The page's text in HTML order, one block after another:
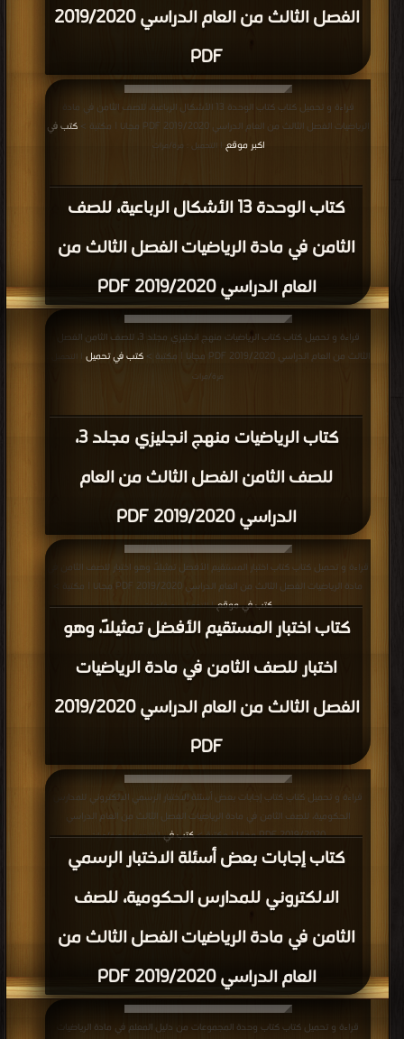
الفصل الثالث من العام الدراسي 2019/2020
PDF
كتاب الوحدة 13 الأشكال الرباعية، للصف
الثامن في مادة الرياضيات الفصل الثالث من
العام الدراسي 2019/2020 PDF
قراءة و تحميل كتاب كتاب الوحدة 13 الأشكال الرباعية، للصف الثامن في مادة
الرياضيات الفصل الثالث من العام الدراسي 2019/2020 PDF مجانا | مكتبة >
كتب في
اكبر موقع
| التحميل : مرة/مرات
كتاب الرياضيات منهج انجليزي مجلد 3،
للصف الثامن الفصل الثالث من العام
الدراسي 2019/2020 PDF
قراءة و تحميل كتاب كتاب الرياضيات منهج انجليزي مجلد 3، للصف الثامن الفصل
الثالث من العام الدراسي 2019/2020 PDF مجانا | مكتبة >
كتب في تحميل
| التحميل :
مرة/مرات
كتاب اختبار المستقيم الأفضل تمثيلاً، وهو
اختبار للصف الثامن في مادة الرياضيات
الفصل الثالث من العام الدراسي 2019/2020
PDF
قراءة و تحميل كتاب كتاب اختبار المستقيم الأفضل تمثيلاً، وهو اختبار للصف الثامن في
مادة الرياضيات الفصل الثالث من العام الدراسي 2019/2020 PDF مجانا | مكتبة >
كتب في موقع| التحميل : مرة/مرات
كتاب إجابات بعض أسئلة الاختبار الرسمي
الالكتروني للمدارس الحكومية، للصف
الثامن في مادة الرياضيات الفصل الثالث من
العام الدراسي 2019/2020 PDF
قراءة و تحميل كتاب كتاب إجابات بعض أسئلة الاختبار الرسمي الالكتروني للمدارس
الحكومية، للصف الثامن في مادة الرياضيات الفصل الثالث من العام الدراسي
2019/2020 PDF مجانا | مكتبة >
كتب في| التحميل : مرة/مرات
قراءة و تحميل كتاب كتاب وحدة المجموعات من دليل المعلم في مادة الرياضيات